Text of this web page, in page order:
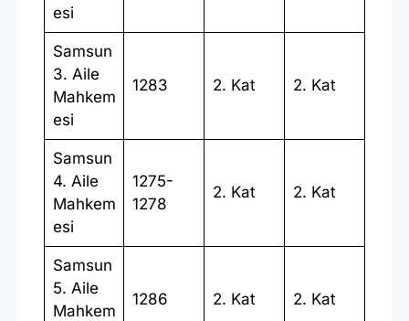
esi
Samsun
3. Aile
Mahkem
esi
1283 2. Kat 2. Kat
Samsun
4. Aile
Mahkem
esi
1275-
1278
2. Kat 2. Kat
Samsun
5. Aile
Mahkem
1286 2. Kat 2. Kat